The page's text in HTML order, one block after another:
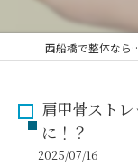
西船橋で整体
肩甲骨スト
に！？
2025/07/16